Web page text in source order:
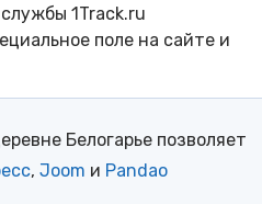
1Track.ru
поле на сайте и
Белогарье позволяет
, Joom и Pandao